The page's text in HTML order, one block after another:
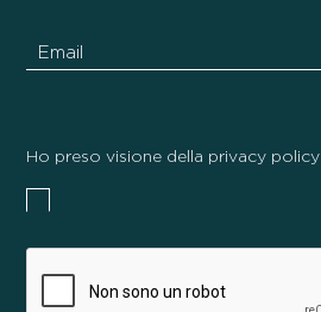
Ho preso visione della privacy policy